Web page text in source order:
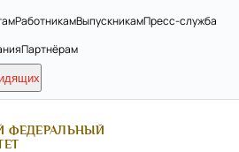
РаботникамВыпускникамПресс-служба
Партнёрам
ФЕДЕРАЛЬНЫЙ